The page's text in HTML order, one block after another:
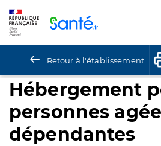
Retour à l'établissement
Hébergement
personnes
dépendantes